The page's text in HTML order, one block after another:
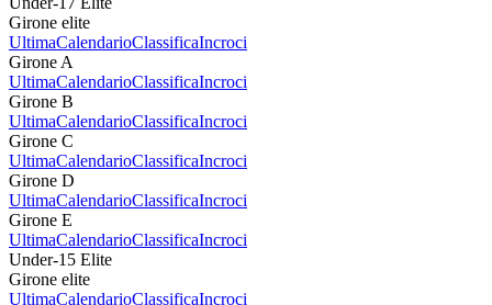
Girone elite
UltimaCalendarioClassificaIncroci
Girone A
UltimaCalendarioClassificaIncroci
Girone B
UltimaCalendarioClassificaIncroci
Girone C
UltimaCalendarioClassificaIncroci
Girone D
UltimaCalendarioClassificaIncroci
Girone E
UltimaCalendarioClassificaIncroci
Under-15 Elite
Girone elite
UltimaCalendarioClassificaIncroci